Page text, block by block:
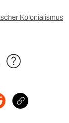
Kolonialismus